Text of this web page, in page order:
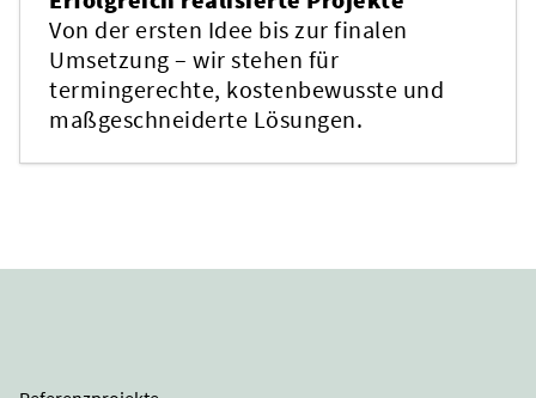
Umsetzung – wir stehen für
termingerechte, kostenbewusste und
maßgeschneiderte Lösungen.